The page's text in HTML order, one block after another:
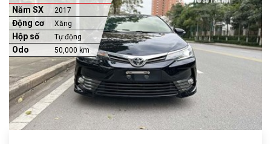
Năm SX 2017
Động cơ Xăng
Hộp số Tự động
Odo 50,000 km